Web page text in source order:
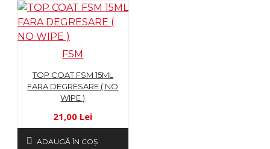
FSM
TOP COAT FSM 15ML
FARA DEGRESARE ( NO
WIPE )
21,00 Lei
ADAUGĂ ÎN COŞ